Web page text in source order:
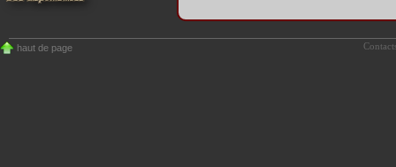
haut de page